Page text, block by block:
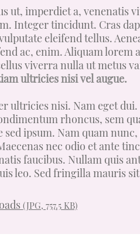
ut, imperdiet a, venenatis
Integer tincidunt. Cras
eleifend tellus.
ac, enim. Aliquam lorem
viverra nulla ut metus
ultricies nisi vel augue.
ultricies nisi. Nam eget
rhoncus, sem
sed ipsum. Nam quam
nec odio et ante
faucibus. Nullam quis
leo. Sed fringilla mauris
(JPG, 757.5 KB)